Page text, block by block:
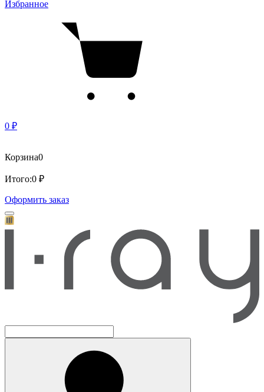
Избранное
0 ₽
Корзина0
Итого:0 ₽
Оформить заказ